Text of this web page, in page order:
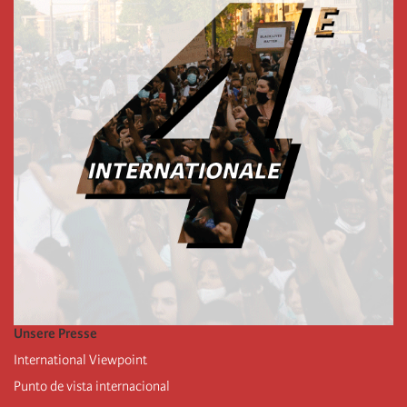
Unsere Presse
International Viewpoint
Punto de vista internacional